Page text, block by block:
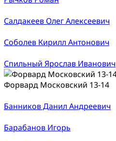
Салдакеев Олег Алексеевич
Соболев Кирилл Антонович
Спильный Ярослав Иванович
Форвард Московский 13-14
Банников Данил Андреевич
Барабанов Игорь